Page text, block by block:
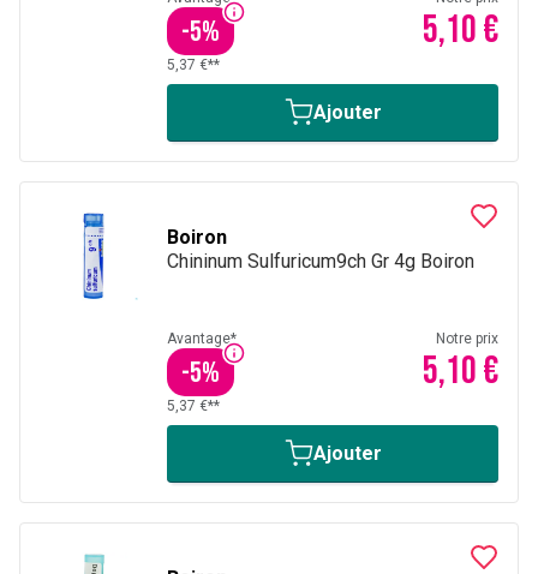
-5% 5,10 €
5,37 €**
Ajouter
Boiron
Chininum Sulfuricum9ch Gr 4g Boiron
Avantage*
-5%
Notre prix
5,10 €
5,37 €**
Ajouter